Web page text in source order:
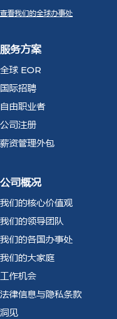
查看我们的全球办事处
服务方案
全球 EOR
国际招聘
自由职业者
公司注册
薪资管理外包
公司概况
我们的核心价值观
我们的领导团队
我们的各国办事处
我们的大家庭
工作机会
法律信息与隐私条款
洞见